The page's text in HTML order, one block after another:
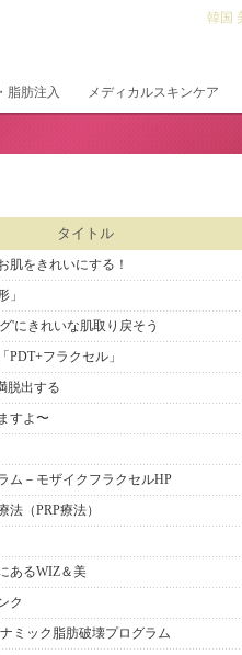
韓国
脂肪注入 メディカルスキンケア
タイトル
肌をきれいにする！
」
'にきれいな肌取り戻そう
PDT+フラクセル」
脱出する
すよ〜
ム－モザイクフラクセルHP
（PRP療法）
あるWIZ＆美
ク
ミック脂肪破壊プログラム